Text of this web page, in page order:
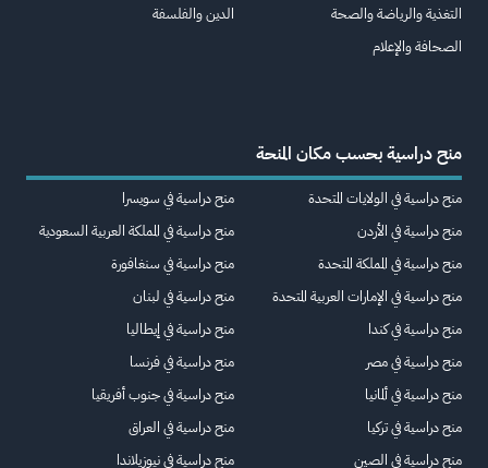
التغذية والرياضة والصحة
الصحافة والإعلام
الدين والفلسفة
منح دراسية بحسب مكان المنحة
منح دراسية في الولايات المتحدة
منح دراسية في الأردن
منح دراسية في المملكة المتحدة
منح دراسية في الإمارات العربية المتحدة
منح دراسية في كندا
منح دراسية في مصر
منح دراسية في ألمانيا
منح دراسية في تركيا
منح دراسية في الصين
منح دراسية في سويسرا
منح دراسية في المملكة العربية السعودية
منح دراسية في سنغافورة
منح دراسية في لبنان
منح دراسية في إيطاليا
منح دراسية في فرنسا
منح دراسية في جنوب أفريقيا
منح دراسية في العراق
منح دراسية في نيوزيلاندا